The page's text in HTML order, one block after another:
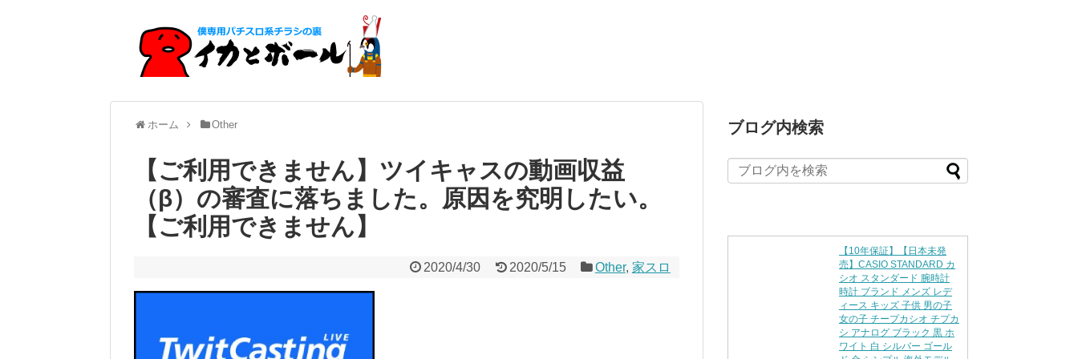
ホーム Other
【ご利用できません】ツイキャスの動画収益
（β）の審査に落ちました。原因を究明したい。
【ご利用できません】
2020/4/30 2020/5/15 Other, 家スロ
ブログ内検索
【10年保証】【日本未発
売】CASIO STANDARD カ
シオ スタンダード 腕時計
時計 ブランド メンズ レデ
ィース キッズ 子供 男の子
女の子 チープカシオ チプカ
シ アナログ ブラック 黒 ホ
ワイト 白 シルバー ゴール